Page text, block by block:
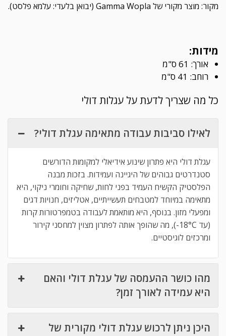
מקור: מוצר מקורי של Gamma Wopla (יבואן בלעדי: עלמא פלסט).
מידות:
אורך: 61 ס"מ
רוחב: 41 ס"מ
כל מה שצריך לדעת על עגלות דולי
לאילו סביבות עבודה מתאימה עגלת דולי?
עגלת דולי היא פתרון שינוע אידיאלי למקומות הדורשים
סטנדרטים גבוהים של היגיינה ועמידות. בזכות מבנה
הפלסטיק הקשיח העמיד בפני לחות, שחיקה וחומרי ניקוי, היא
מתאימה במיוחד למטבחים תעשייתיים, אטליזים, חנויות דגים
ומפעלי מזון. בנוסף, היא מותאמת לעבודה בטמפרטורות קרות
(עד 18°C-), מה שהופך אותה לפתרון מצוין למחסני קירור
ומרכזים לוגיסטיים.
מהו כושר ההעמסה של עגלת דולי והאם
היא עמידה לאורך זמן?
היכן ניתן לרכוש עגלת דולי מקורית של